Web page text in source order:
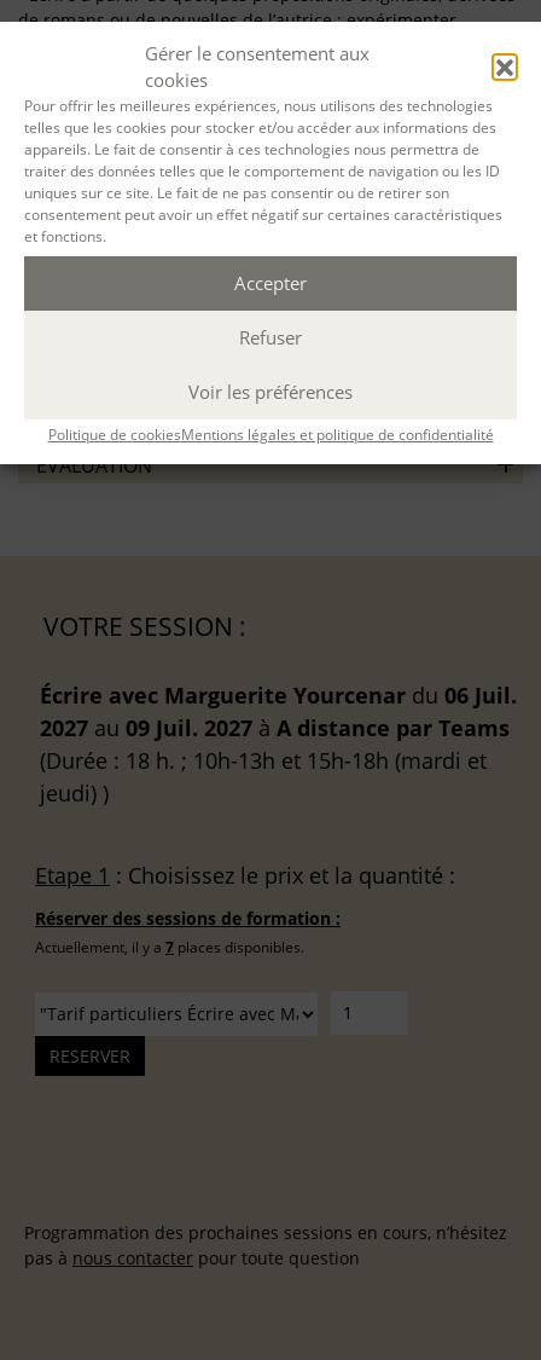
Gérer le consentement aux
cookies
Pour offrir les meilleures expériences, nous utilisons des technologies
telles que les cookies pour stocker et/ou accéder aux informations des
appareils. Le fait de consentir à ces technologies nous permettra de
traiter des données telles que le comportement de navigation ou les ID
uniques sur ce site. Le fait de ne pas consentir ou de retirer son
consentement peut avoir un effet négatif sur certaines caractéristiques
et fonctions.
Accepter
Refuser
Voir les préférences
Politique de cookiesMentions légales et politique de confidentialité
de romans ou de nouvelles de l’autrice ; expérimenter
diverses possibilités auxquelles ouvrent ces textes
- Frayer les voies d’un possible projet personnel dans le
domaine (argument, thème, mode de traitement)
- Échanger : sur les textes ayant émergé ; sur le projet et le
processus d’écriture impliqué
PRÉREQUIS / ORIENTATION
Le stage est destiné aux participants ayant si possible suivi la
Formation générale à l’écriture littéraire d’Aleph-Écriture. À
MÉTHODES PÉDAGOGIQUES
ÉVALUATION
VOTRE SESSION :
Écrire avec Marguerite Yourcenar du 06 Juil.
2027 au 09 Juil. 2027 à A distance par Teams
(Durée : 18 h. ; 10h-13h et 15h-18h (mardi et
jeudi) )
Etape 1 : Choisissez le prix et la quantité :
Réserver des sessions de formation :
Actuellement, il y a 7 places disponibles.
Programmation des prochaines sessions en cours, n’hésitez
pas à nous contacter pour toute question